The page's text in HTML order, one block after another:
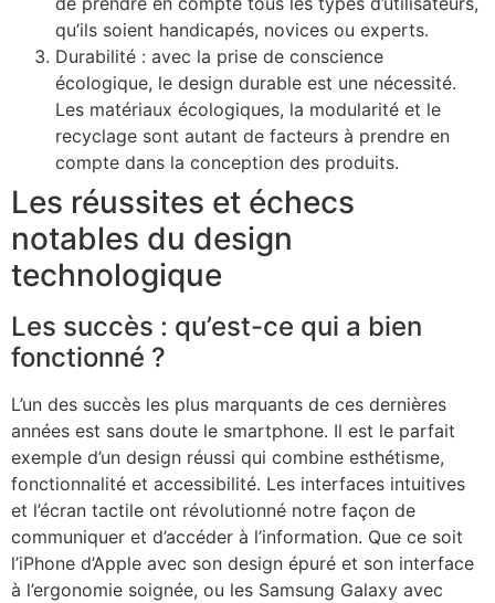
qu’ils soient handicapés, novices ou experts.
Durabilité : avec la prise de conscience
écologique, le design durable est une nécessité.
Les matériaux écologiques, la modularité et le
recyclage sont autant de facteurs à prendre en
compte dans la conception des produits.
Les réussites et échecs
notables du design
technologique
Les succès : qu’est-ce qui a bien
fonctionné ?
L’un des succès les plus marquants de ces dernières
années est sans doute le smartphone. Il est le parfait
exemple d’un design réussi qui combine esthétisme,
fonctionnalité et accessibilité. Les interfaces intuitives
et l’écran tactile ont révolutionné notre façon de
communiquer et d’accéder à l’information. Que ce soit
l’iPhone d’Apple avec son design épuré et son interface
à l’ergonomie soignée, ou les Samsung Galaxy avec